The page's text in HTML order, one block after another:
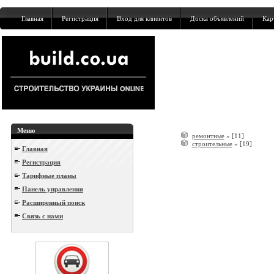
Главная Регистрация Вход для клиентов Доска объявлений
Меню
Главная
Регистрация
Тарифные планы
Панель управления
Расширенный поиск
Связь с нами
ремонтные» [11]
строительные» [19]